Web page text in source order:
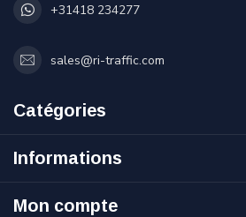
+31418 234277
sales@ri-traffic.com
Catégories
Informations
Mon compte